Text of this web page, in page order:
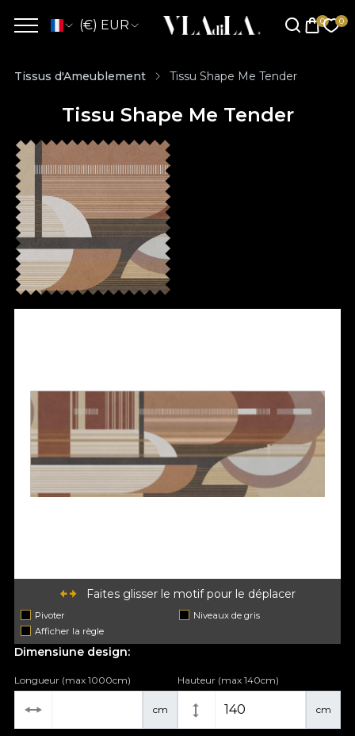
(€) EUR
Tissus d'Ameublement Tissu Shape Me Tender
Tissu Shape Me Tender
Faites glisser le motif pour le déplacer
Pivoter
Niveaux de gris
Afficher la règle
Dimensiune design:
cm
Longueur (max 1000cm)
cm
Hauteur (max 140cm)